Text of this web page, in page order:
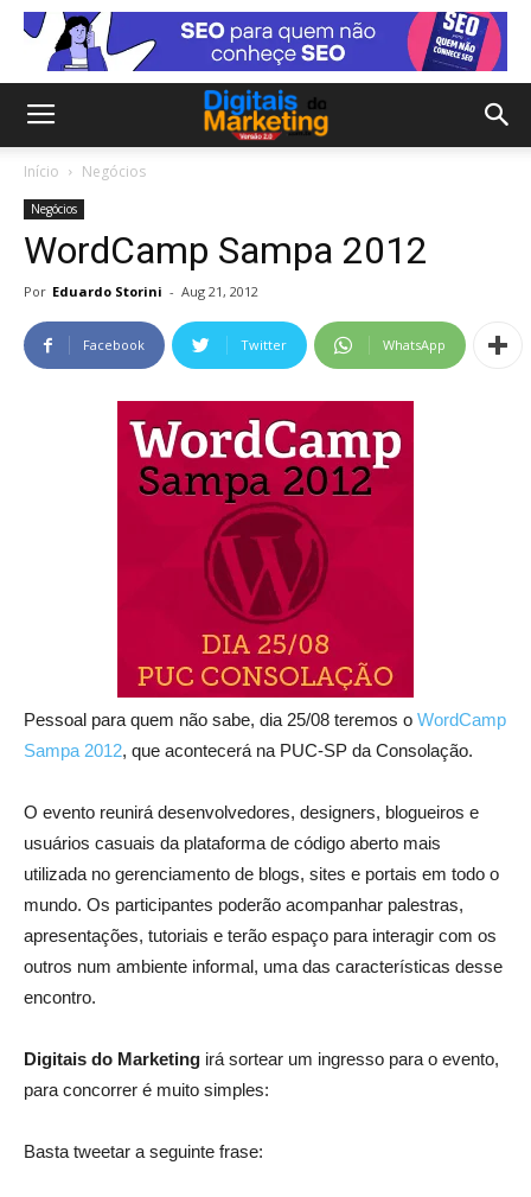
Início Negócios
Negócios
WordCamp Sampa 2012
Por Eduardo Storini - Aug 21, 2012
Facebook Twitter WhatsApp
Pessoal para quem não sabe, dia 25/08 teremos o WordCamp
Sampa 2012, que acontecerá na PUC-SP da Consolação.
O evento reunirá desenvolvedores, designers, blogueiros e
usuários casuais da plataforma de código aberto mais
utilizada no gerenciamento de blogs, sites e portais em todo o
mundo. Os participantes poderão acompanhar palestras,
apresentações, tutoriais e terão espaço para interagir com os
outros num ambiente informal, uma das características desse
encontro.
Digitais do Marketing irá sortear um ingresso para o evento,
para concorrer é muito simples:
Basta tweetar a seguinte frase: